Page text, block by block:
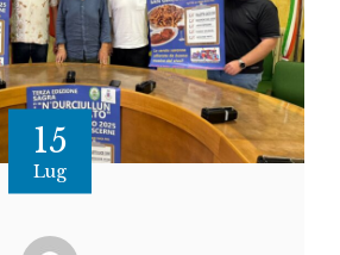
15
Lug